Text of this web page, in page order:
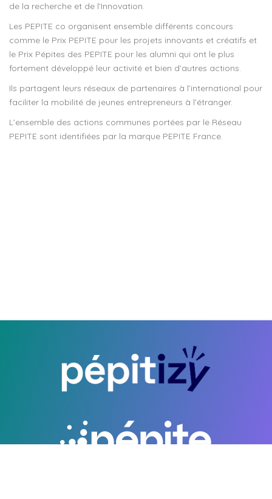
de la recherche et de l’Innovation.
Les PEPITE co organisent ensemble différents concours
comme le Prix PEPITE pour les projets innovants et créatifs et
le Prix Pépites des PEPITE pour les alumni qui ont le plus
fortement développé leur activité et bien d’autres actions.
Ils partagent leurs réseaux de partenaires à l’international pour
faciliter la mobilité de jeunes entrepreneurs à l’étranger.
L’ensemble des actions communes portées par le Réseau
PEPITE sont identifiées par la marque PEPITE France.